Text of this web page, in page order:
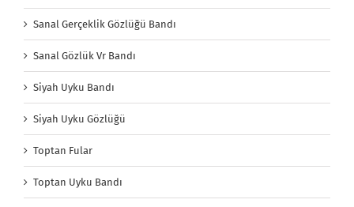
Sanal Gerçeklik Gözlüğü Bandı
Sanal Gözlük Vr Bandı
Siyah Uyku Bandı
Siyah Uyku Gözlüğü
Toptan Fular
Toptan Uyku Bandı